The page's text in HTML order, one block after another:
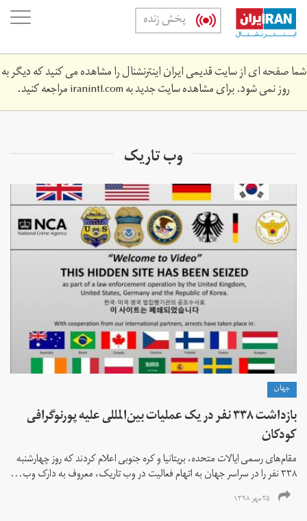
Skip
main
content
پخش زنده
شما صفحه ای از سایت قدیمی ایران اینترنشنال را مشاهده می کنید که دیگر به
روز نمی شود. برای مشاهده سایت جدید بهiranintl.comمراجعه کنید.
وب تاریک
جهان
‏بازداشت ۳۳۸ نفر در یک عملیات بین‌المللی علیه پورنوگرافی
کودکان
‏مقام‌های رسمی ایالات متحده، بریتانیا و کره جنوبی اعلام کردند که روز چهارشنبه
۳۳۸ نفر را در سراسر جهان به اتهام فعالیت در وب تاریک، معروف به دارک وب...
۲۵ مهر ۱۳۹۸